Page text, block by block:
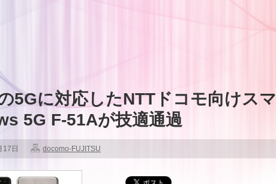
5Gに対応したNTTドコモ向けスマ
5G F-51Aが技適通過
17日 docomo-FUJITSU